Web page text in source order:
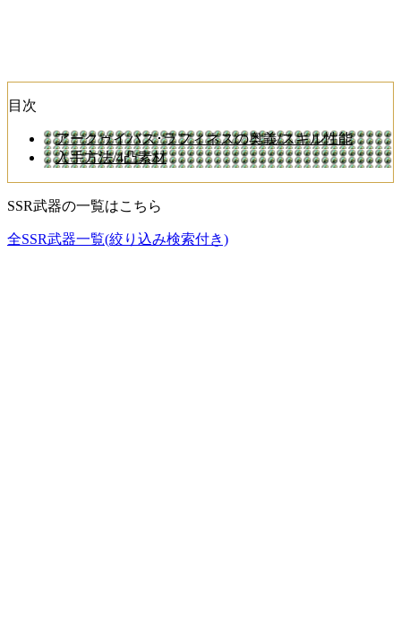
目次
アークゥイバス･ラフィネスの奥義/スキル性能
入手方法/4凸素材
SSR武器の一覧はこちら
全SSR武器一覧(絞り込み検索付き)